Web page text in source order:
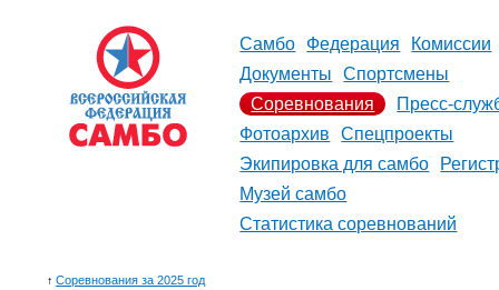
Самбо Федерация
Комиссии
Документы
Спортсмены
Соревнования
Пресс-
Фотоархив
Спецпроекты
Экипировка для самбо
Музей самбо
Статистика соревнований
↑ Соревнования за 2025 год